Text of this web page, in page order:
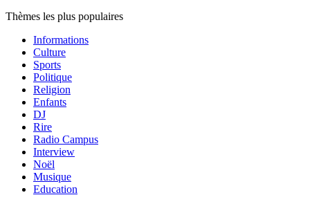
Thèmes les plus populaires
Informations
Culture
Sports
Politique
Religion
Enfants
DJ
Rire
Radio Campus
Interview
Noël
Musique
Education